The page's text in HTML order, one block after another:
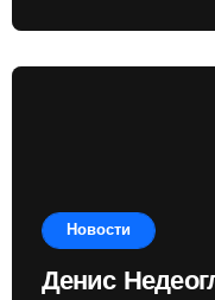
Новости
Денис